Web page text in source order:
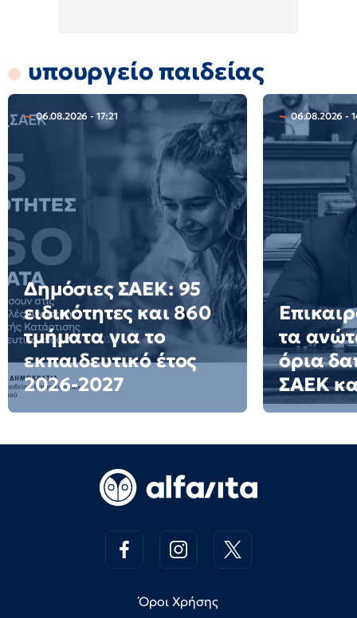
υπουργείο παιδείας
06.08.2026 - 17:21
Δημόσιες ΣΑΕΚ: 95
ειδικότητες και 860
τμήματα για το
εκπαιδευτικό έτος
2026-2027
06.08.2026 -
τα
όρια
ΣΑΕΚ
Όροι Χρήσης